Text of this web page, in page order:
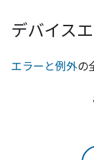
デバイス
エラーと例外の